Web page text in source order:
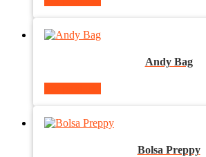
Andy Bag
Bolsa Preppy